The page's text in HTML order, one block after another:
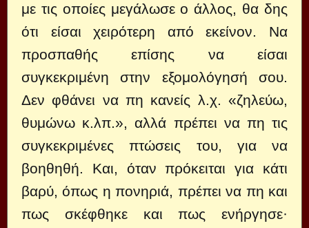
με τις οποίες μεγάλωσε ο άλλος, θα δης
ότι είσαι χειρότερη από εκείνον. Να
προσπαθής επίσης να είσαι
συγκεκριμένη στην εξομολόγησή σου.
Δεν φθάνει να πη κανείς λ.χ. «ζηλεύω,
θυμώνω κ.λπ.», αλλά πρέπει να πη τις
συγκεκριμένες πτώσεις του, για να
βοηθηθή. Και, όταν πρόκειται για κάτι
βαρύ, όπως η πονηριά, πρέπει να πη και
πως σκέφθηκε και πως ενήργησε·